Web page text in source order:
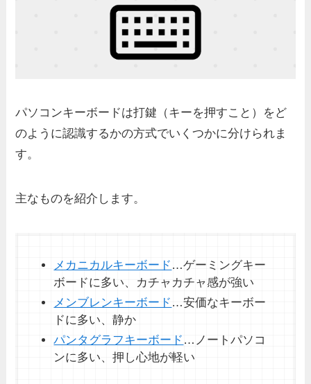
パソコンキーボードは打鍵（キーを押すこと）をど
のように認識するかの方式でいくつかに分けられま
す。
主なものを紹介します。
メカニカルキーボード …ゲーミングキー
ボードに多い、カチャカチャ感が強い
メンブレンキーボード …安価なキーボー
ドに多い、静か
パンタグラフキーボード …ノートパソコ
ンに多い、押し心地が軽い